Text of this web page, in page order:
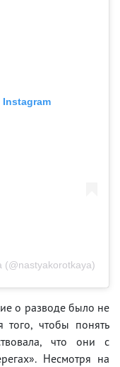
Instagram
о разводе было не
чтобы понять
что они с
Несмотря на